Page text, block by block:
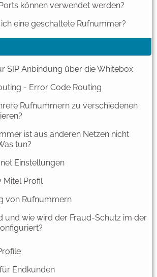
können verwendet werden?
eine geschaltete Rufnummer?
SIP Anbindung über die Whitebox
- Error Code Routing
Rufnummern zu verschiedenen
ist aus anderen Netzen nicht
tun?
Einstellungen
Mitel Profil
von Rufnummern
und wie wird der Fraud-Schutz im der
Endkunden